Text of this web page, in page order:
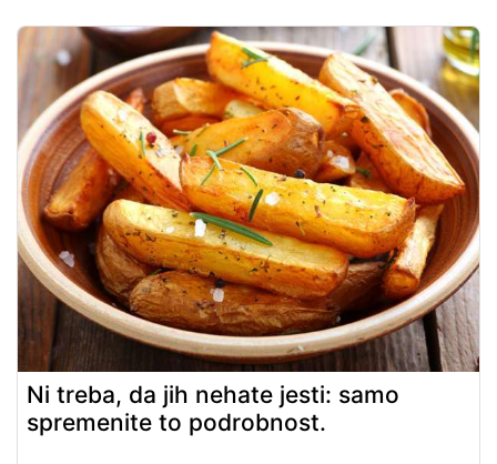
Ni treba, da jih nehate jesti: samo
spremenite to podrobnost.